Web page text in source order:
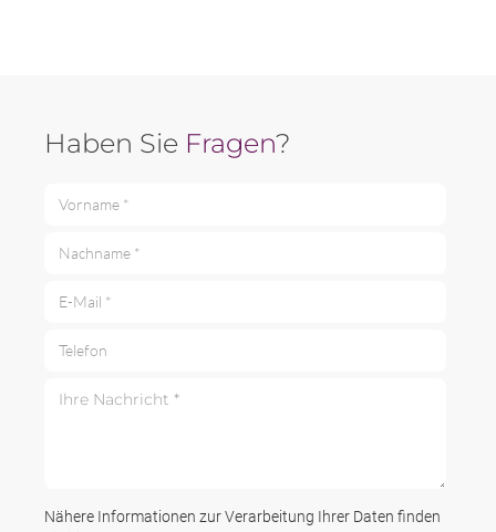
Haben Sie Fragen?
Nähere Informationen zur Verarbeitung Ihrer Daten finden